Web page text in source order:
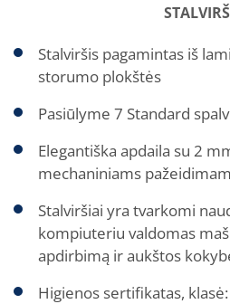
Stalviršis pagamintas iš
storumo plokštės
Pasiūlyme 7 Standard
Elegantiška apdaila su 2
mechaniniams
Stalviršiai yra tvarkomi
kompiuteriu valdomas
apdirbimą ir aukštos
Higienos sertifikatas, klasė: